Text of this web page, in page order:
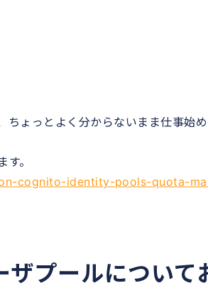
ょっとよく分からないまま仕事始
。
cognito-identity-pools-quota-
プールについて